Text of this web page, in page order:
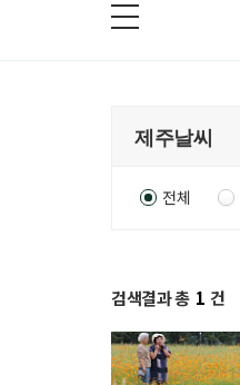
전체
검색결과 총 1 건